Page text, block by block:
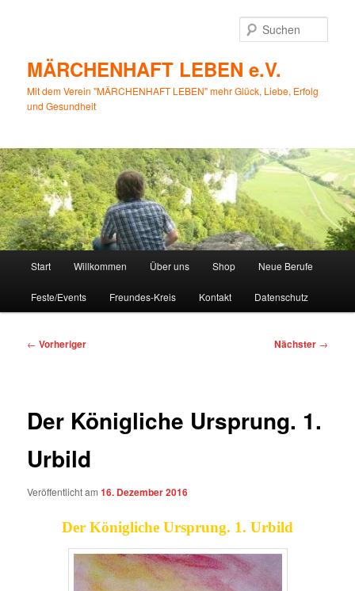
MÄRCHENHAFT LEBEN e.V.
Mit dem Verein "MÄRCHENHAFT LEBEN" mehr Glück, Liebe, Erfolg
und Gesundheit
Start Willkommen Über uns Shop Neue Berufe
Feste/Events Freundes-Kreis Kontakt Datenschutz
Beitragsnavigation
← Vorheriger Nächster →
Der Königliche Ursprung. 1.
Urbild
Veröffentlicht am16. Dezember 2016
Der Königliche Ursprung. 1. Urbild